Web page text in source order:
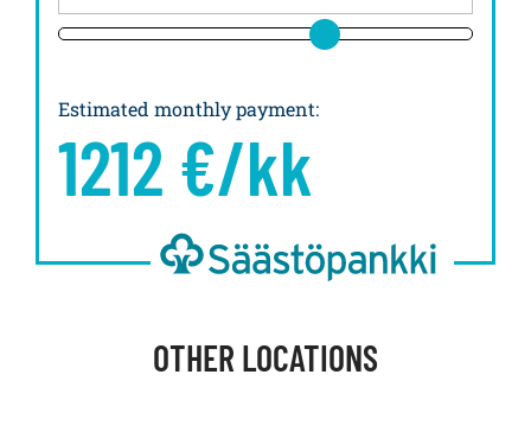
Estimated monthly payment:
1212 €/kk
OTHER LOCATIONS